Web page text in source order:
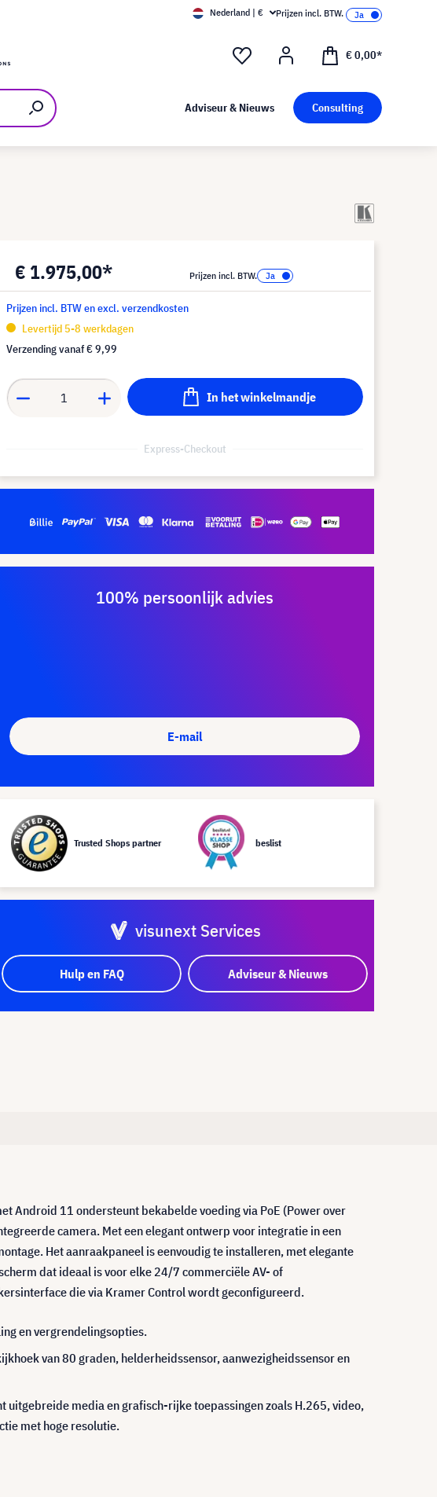
Nederland | € Prijzen incl. BTW.
€ 0,00*
Adviseur & Nieuws Consulting
€ 1.975,00* Prijzen incl. BTW.
Prijzen incl. BTW en excl. verzendkosten
Levertijd 5-8 werkdagen
Verzending vanaf€ 9,99
In het winkelmandje
Express-Checkout
100% persoonlijk advies
E-mail
Trusted Shops partner beslist
visunext Services
Hulp en FAQ Adviseur & Nieuws
Android 11 ondersteunt bekabelde voeding via PoE (Power over
camera. Met een elegant ontwerp voor integratie in een
Het aanraakpaneel is eenvoudig te installeren, met elegante
dat ideaal is voor elke 24/7 commerciële AV- of
die via Kramer Control wordt geconfigureerd.
en vergrendelingsopties.
van 80 graden, helderheidssensor, aanwezigheidssensor en
uitgebreide media en grafisch-rijke toepassingen zoals H.265, video,
met hoge resolutie.